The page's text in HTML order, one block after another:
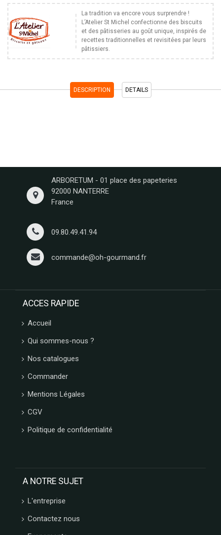
La tradition va encore vous surprendre !
L’Atelier St Michel confectionne des biscuits
et des pâtisseries au goût unique, inspirés de
recettes traditionnelles et revisitées par leurs
pâtissiers.
DESCRIPTION DETAILS
ARBORETUM - 01 place des papeteries
92000 NANTERRE
France
09.80.49.41.94
commande@oh-gourmand.fr
ACCES RAPIDE
Accueil
Qui sommes-nous ?
Nos catalogues
Commander
Mentions Légales
CGV
Politique de confidentialité
A NOTRE SUJET
L'entreprise
Contactez nous